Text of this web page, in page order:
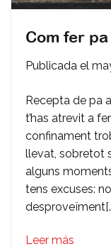
Com fer
Publicada el
Recepta de pa
t’has atrevit a
confinament
llevat, sobretot
alguns
tens excuses:
Leer más